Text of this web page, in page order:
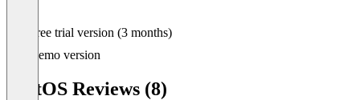
Free trial version (3 months)
Demo version
LoftOS Reviews (8)